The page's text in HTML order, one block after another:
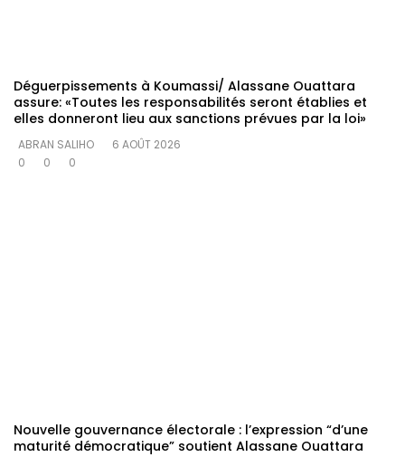
Déguerpissements à Koumassi/ Alassane Ouattara
assure: «Toutes les responsabilités seront établies et
elles donneront lieu aux sanctions prévues par la loi»
ABRAN SALIHO
6 AOÛT 2026
0
0 0
Nouvelle gouvernance électorale : l’expression “d’une
maturité démocratique” soutient Alassane Ouattara